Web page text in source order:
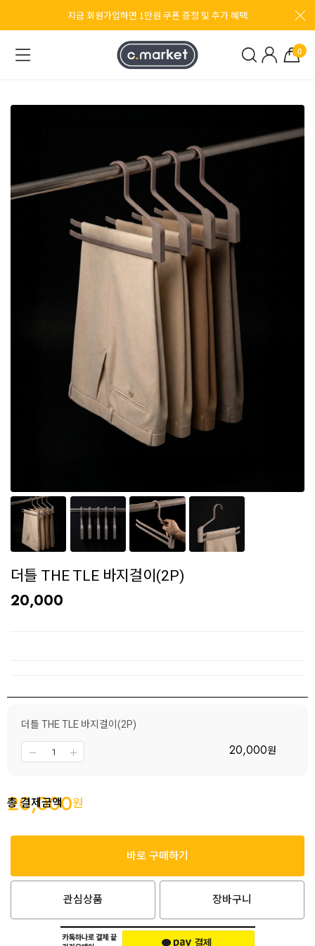
지금 회원가입하면 1만원 쿠폰 증정 및 추가 혜택
0
더틀 THE TLE 바지걸이(2P)
20,000
더틀 THE TLE 바지걸이(2P)
20,000원
총 결제금액
20,000원
바로 구매하기
관심상품 장바구니